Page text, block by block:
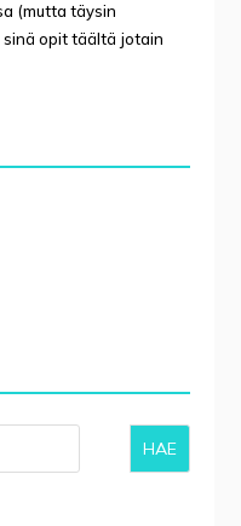
(mutta täysin
opit täältä jotain
HAE